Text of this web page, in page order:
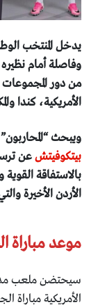
يدخل المنتخب
وفاصلة أمام
الأمريكية، كندا
ويبحث
بيتكوفيتشعن
بالاستفاقة القوية
الأردن الأخيرة
موعد مباراة
سيحتضن ملعب
الأمريكية مباراة